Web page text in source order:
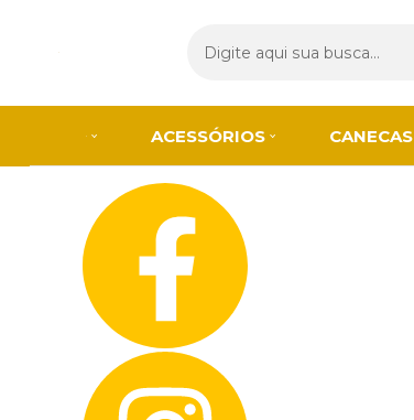
Como Comprar
ACESSÓRIOS CANECAS